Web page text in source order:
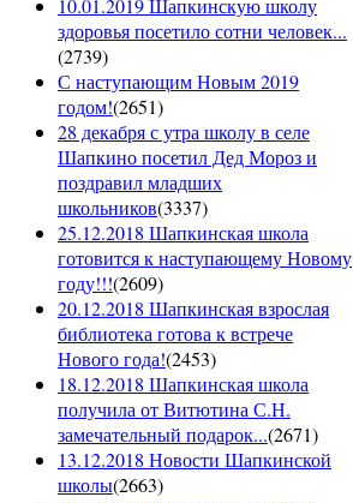
здоровья посетило сотни человек...
(2739)
С наступающим Новым 2019
годом!(2651)
28 декабря с утра школу в селе
Шапкино посетил Дед Мороз и
поздравил младших
школьников(3337)
25.12.2018 Шапкинская школа
готовится к наступающему Новому
году!!!(2609)
20.12.2018 Шапкинская взрослая
библиотека готова к встрече
Нового года!(2453)
18.12.2018 Шапкинская школа
получила от Витютина С.Н.
замечательный подарок...(2671)
13.12.2018 Новости Шапкинской
школы(2663)